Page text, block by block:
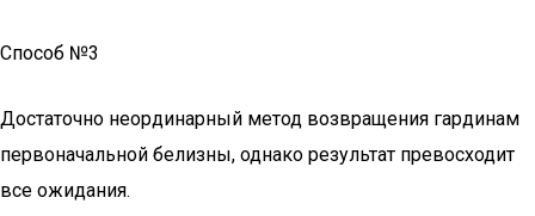
Способ №3
Достаточно неординарный метод возвращения гардинам
первоначальной белизны, однако результат превосходит
все ожидания.